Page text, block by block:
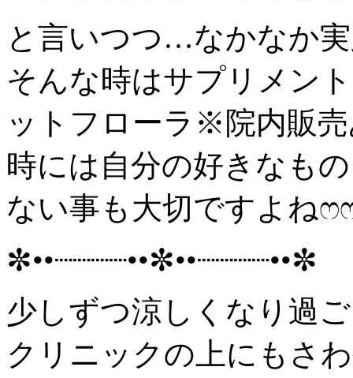
と言いつつ…なかなか
そんな時はサプリメン
ットフローラ※院内販
時には自分の好きなも
ない事も大切ですよね
✼••┈┈┈┈••✼••┈┈┈┈••✼
少しずつ涼しくなり過
クリニックの上にもさ